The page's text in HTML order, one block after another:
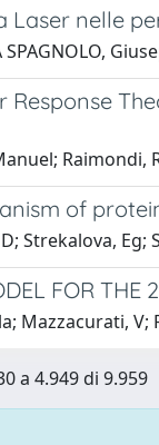
Laser nelle
SPAGNOLO,
Response
Raimondi,
of
Strekalova, Eg;
FOR
Mazzacurati, V;
a 4.949 di 9.959